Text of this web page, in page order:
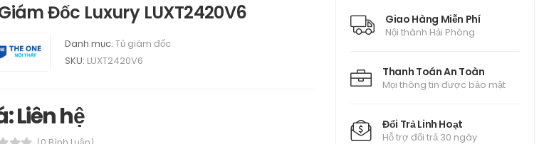
Đốc Luxury LUXT2420V6
Danh mục: Tủ giám đốc
SKU: LUXT2420V6
Liên hệ
Giao Hàng Miễn Phí
Nội thành Hải Phòng
Thanh Toán An Toàn
Mọi thông tin được bảo mật
Đổi Trả Linh Hoạt
Hỗ trợ đổi trả 30 ngày